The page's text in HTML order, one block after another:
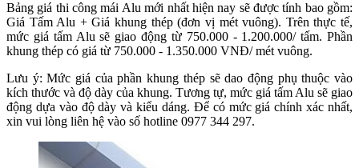
Bảng giá thi công mái Alu mới nhất hiện nay sẽ được tính bao gồm:
Giá Tấm Alu + Giá khung thép (đơn vị mét vuông). Trên thực tế,
mức giá tấm Alu sẽ giao động từ 750.000 - 1.200.000/ tấm. Phần
khung thép có giá từ 750.000 - 1.350.000 VNĐ/ mét vuông.
Lưu ý: Mức giá của phần khung thép sẽ dao động phụ thuộc vào
kích thước và độ dày của khung. Tương tự, mức giá tấm Alu sẽ giao
động dựa vào độ dày và kiểu dáng. Để có mức giá chính xác nhất,
xin vui lòng liên hệ vào số hotline 0977 344 297.